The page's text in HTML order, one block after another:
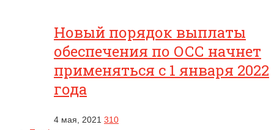
Новый порядок выплаты
обеспечения по ОСС начнет
применяться с 1 января 2022
года
4 мая, 2021 310